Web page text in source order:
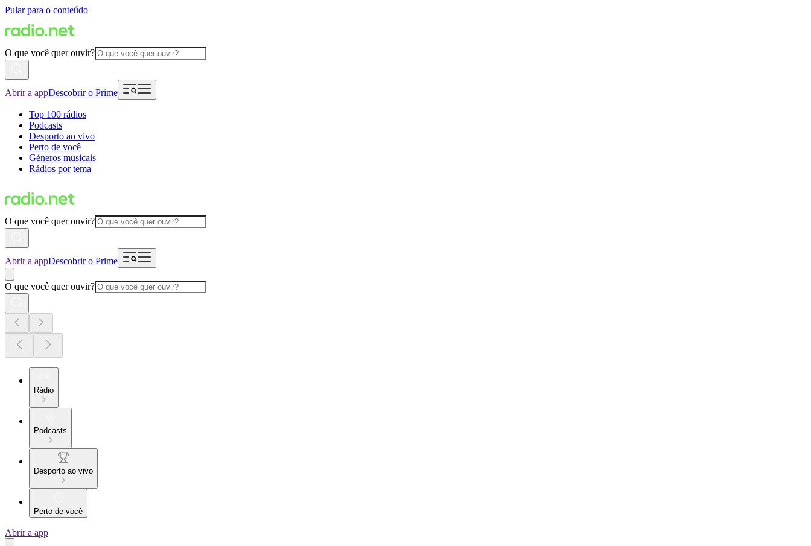
Pular para o conteúdo
O que você quer ouvir?
Abrir a appDescobrir o Prime
Top 100 rádios
Podcasts
Desporto ao vivo
Perto de você
Géneros musicais
Rádios por tema
O que você quer ouvir?
Abrir a appDescobrir o Prime
O que você quer ouvir?
Rádio
Podcasts
Desporto ao vivo
Perto de você
Abrir a app